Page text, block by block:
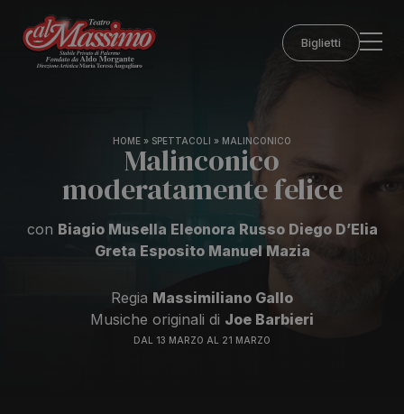
Biglietti
HOME » SPETTACOLI » MALINCONICO
Malinconico
moderatamente felice
con Biagio Musella Eleonora Russo Diego D’Elia
Greta Esposito Manuel Mazia
Regia Massimiliano Gallo
Musiche originali di Joe Barbieri
DAL 13 MARZO AL 21 MARZO